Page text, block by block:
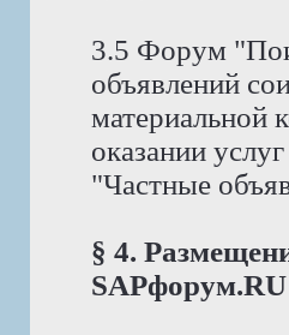
3.5 Форум
объявлений
материальной
оказании
"Частные
§ 4.
SAPфорум.RU